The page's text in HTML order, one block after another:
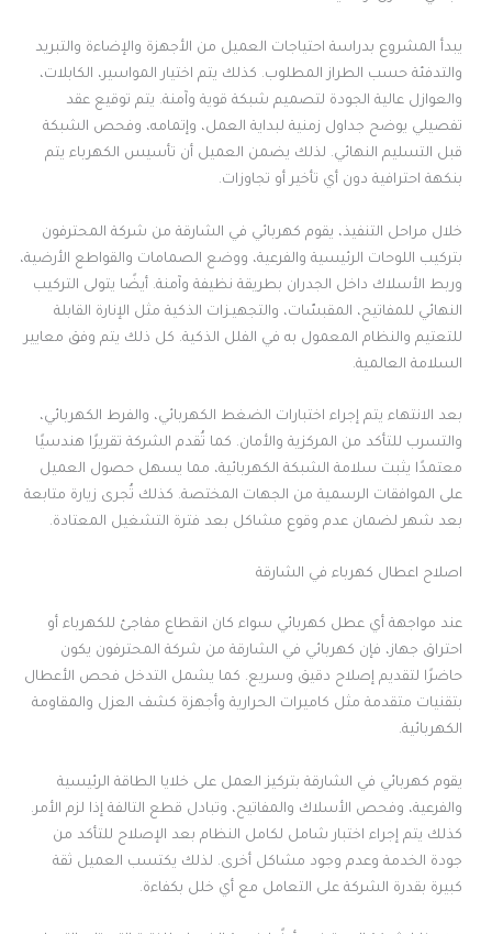
يبدأ المشروع بدراسة احتياجات العميل من الأجهزة والإضاءة والتبريد
والتدفئة حسب الطراز المطلوب. كذلك يتم اختيار المواسير، الكابلات،
والعوازل عالية الجودة لتصميم شبكة قوية وآمنة. يتم توقيع عقد
تفصيلي يوضح جداول زمنية لبداية العمل، وإتمامه، وفحص الشبكة
قبل التسليم النهائي. لذلك يضمن العميل أن تأسيس الكهرباء يتم
بنكهة احترافية دون أي تأخير أو تجاوزات.
خلال مراحل التنفيذ، يقوم كهربائي في الشارقة من شركة المحترفون
بتركيب اللوحات الرئيسية والفرعية، ووضع الصمامات والقواطع الأرضية،
وربط الأسلاك داخل الجدران بطريقة نظيفة وآمنة. أيضًا يتولى التركيب
النهائي للمفاتيح، المقبسّات، والتجهيـزات الذكية مثل الإنارة القابلة
للتعتيم والنظام المعمول به في الفلل الذكية. كل ذلك يتم وفق معايير
السلامة العالمية.
بعد الانتهاء يتم إجراء اختبارات الضغط الكهربائي، والفرط الكهربائي،
والتسرب للتأكد من المركزية والأمان. كما تُقدم الشركة تقريرًا هندسيًا
معتمدًا يثبت سلامة الشبكة الكهربائية، مما يسهل حصول العميل
على الموافقات الرسمية من الجهات المختصة. كذلك تُجرى زيارة متابعة
بعد شهر لضمان عدم وقوع مشاكل بعد فترة التشغيل المعتادة.
اصلاح اعطال كهرباء في الشارقة
عند مواجهة أي عطل كهربائي سواء كان انقطاع مفاجئ للكهرباء أو
احتراق جهاز، فإن كهربائي في الشارقة من شركة المحترفون يكون
حاضرًا لتقديم إصلاح دقيق وسريع. كما يشمل التدخل فحص الأعطال
بتقنيات متقدمة مثل كاميرات الحرارية وأجهزة كشف العزل والمقاومة
الكهربائية.
يقوم كهربائي في الشارقة بتركيز العمل على خلايا الطاقة الرئيسية
والفرعية، وفحص الأسلاك والمفاتيح، وتبادل قطع التالفة إذا لزم الأمر.
كذلك يتم إجراء اختبار شامل لكامل النظام بعد الإصلاح للتأكد من
جودة الخدمة وعدم وجود مشاكل أخرى. لذلك يكتسب العميل ثقة
كبيرة بقدرة الشركة على التعامل مع أي خلل بكفاءة.